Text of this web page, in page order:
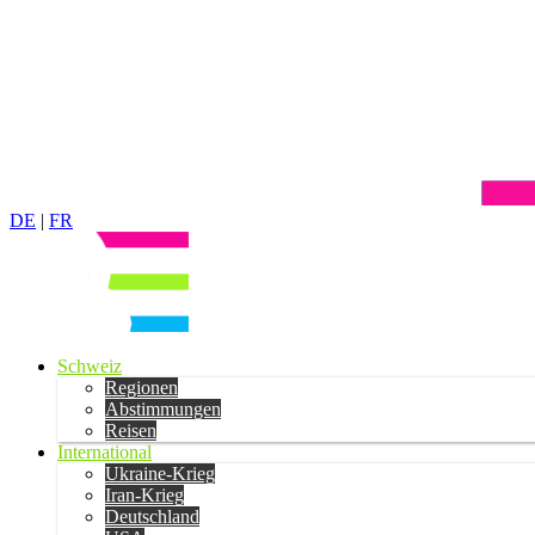
DE | FR
Schweiz
Regionen
Abstimmungen
Reisen
International
Ukraine-Krieg
Iran-Krieg
Deutschland